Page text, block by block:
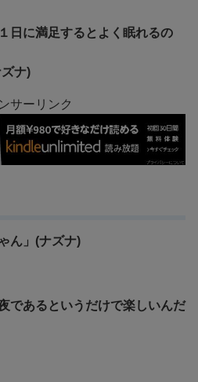
日に満足するとよく眠れるの
ナ)
サーリンク
ん」(ナズナ)
であるというだけで楽しいんだ